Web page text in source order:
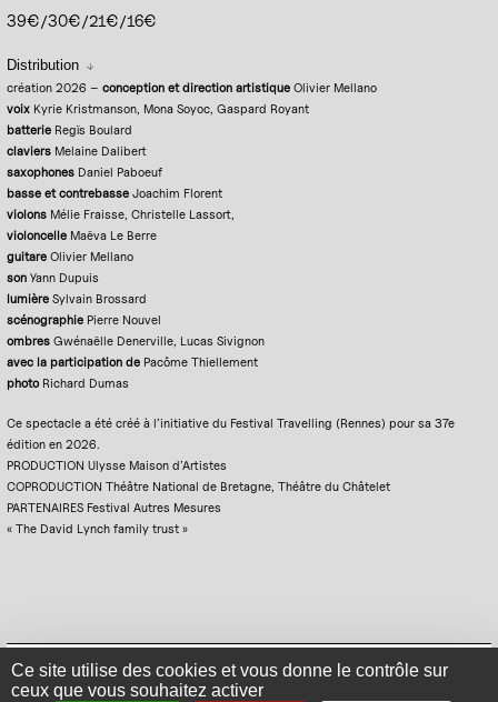
Ce site utilise des cookies et vous donne le contrôle sur
ceux que vous souhaitez activer
39€/30€/21€/16€
Distribution
création 2026 –conception et direction artistique Olivier Mellano
voix Kyrie Kristmanson, Mona Soyoc, Gaspard Royant
batterie Regïs Boulard
claviers Melaine Dalibert
saxophones Daniel Paboeuf
basse et contrebasse Joachim Florent
violons Mélie Fraisse, Christelle Lassort,
violoncelle Maëva Le Berre
guitare Olivier Mellano
son Yann Dupuis
lumière Sylvain Brossard
scénographie Pierre Nouvel
ombres Gwénaëlle Denerville, Lucas Sivignon
avec la participation de Pacôme Thiellement
photoRichard Dumas
Ce spectacle a été créé à l’initiative du Festival Travelling (Rennes) pour sa 37e
édition en 2026.
PRODUCTION Ulysse Maison d’Artistes
COPRODUCTION Théâtre National de Bretagne, Théâtre du Châtelet
PARTENAIRES Festival Autres Mesures
« The David Lynch family trust »
Mentions légales Politique de confidentialité Plan du site
Se connecter
Contact